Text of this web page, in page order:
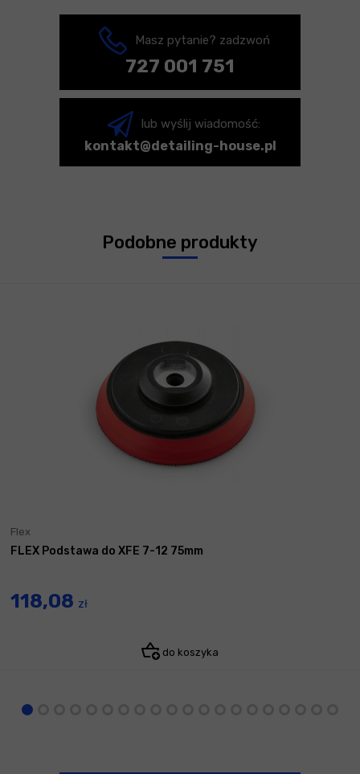
Masz pytanie? zadzwoń
727 001 751
lub wyślij wiadomość:
kontakt@detailing-house.pl
Podobne produkty
Flex
FLEX Podstawa do XFE 7-12 75mm
118,08 zł
do koszyka